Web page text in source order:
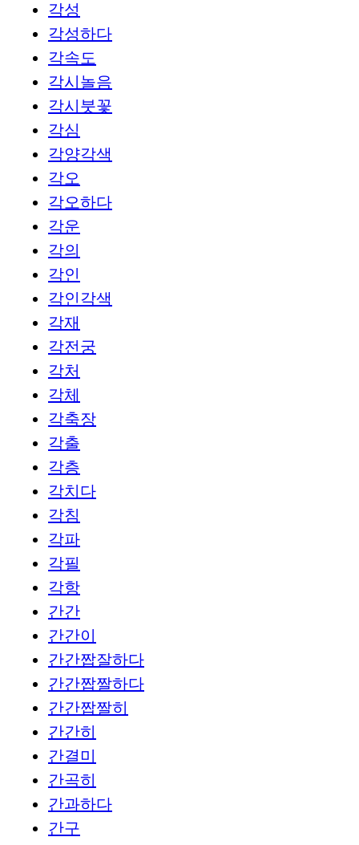
각성
각성하다
각속도
각시놀음
각시붓꽃
각심
각양각색
각오
각오하다
각운
각의
각인
각인각색
각재
각전궁
각처
각체
각축장
각출
각층
각치다
각침
각파
각필
각항
간간
간간이
간간짭잘하다
간간짭짤하다
간간짭짤히
간간히
간결미
간곡히
간과하다
간구